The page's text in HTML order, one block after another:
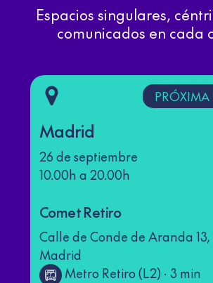
Espacios singulares,
comunicados en cada
Madrid
26 de septiembre
10.00h a 20.00h
Comet Retiro
Calle de Conde de Aranda 13,
Madrid
Metro Retiro (L2) · 3 min